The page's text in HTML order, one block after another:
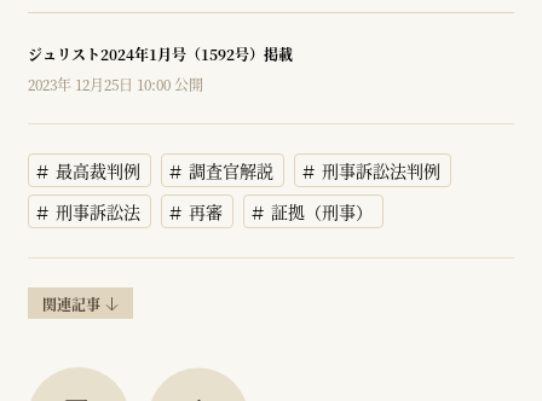
ジュリスト2024年1月号（1592号）掲載
2023年 12月25日 10:00 公開
最高裁判例 調査官解説
刑事訴訟法判例
刑事訴訟法
再審 証拠（刑事）
関連記事